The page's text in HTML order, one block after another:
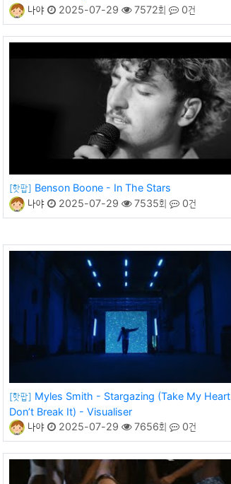
나야
2025-07-29 7572회 0건
[핫팝] Benson Boone - In The Stars
나야
2025-07-29 7535회 0건
[핫팝] Myles Smith - Stargazing (Take My Heart
Don’t Break It) - Visualiser
나야
2025-07-29 7656회 0건